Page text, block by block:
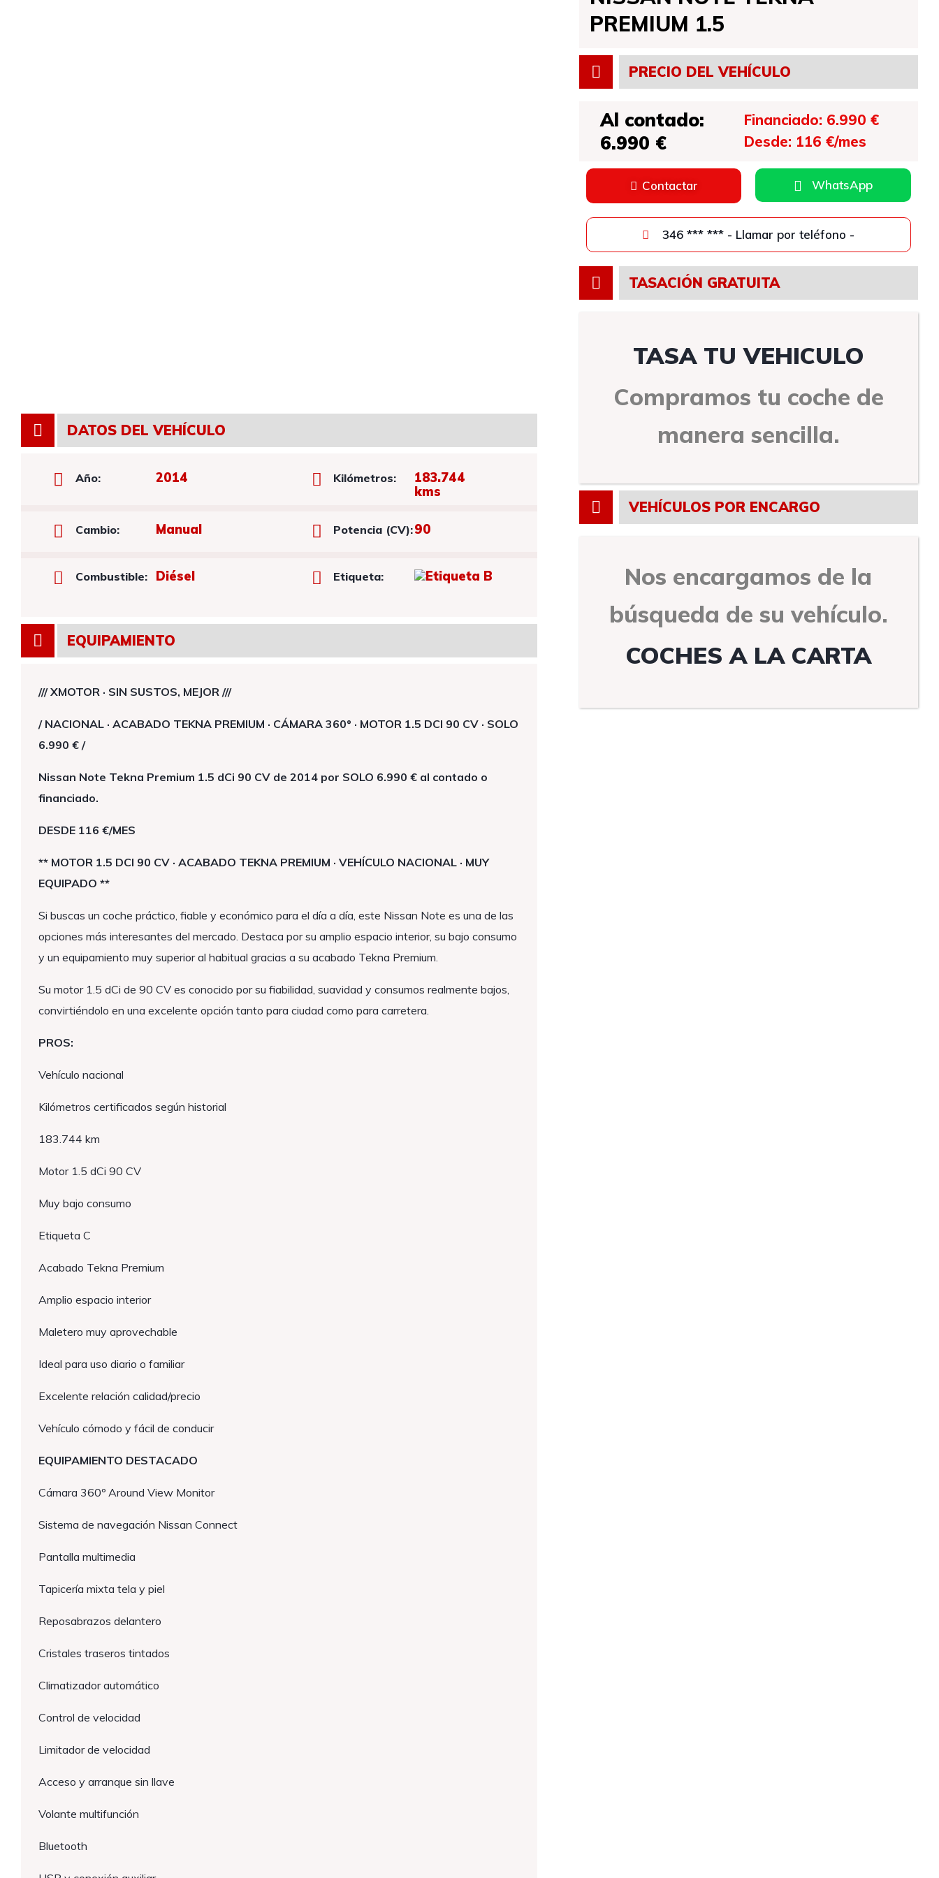
DATOS DEL VEHÍCULO
Año: 2014 Kilómetros:
183.744
kms
Cambio: Manual Potencia (CV):90
Combustible: Diésel Etiqueta:
EQUIPAMIENTO
/// XMOTOR · SIN SUSTOS, MEJOR ///
/ NACIONAL · ACABADO TEKNA PREMIUM · CÁMARA 360º · MOTOR 1.5 DCI 90 CV · SOLO
6.990 € /
Nissan Note Tekna Premium 1.5 dCi 90 CV de 2014 por SOLO 6.990 € al contado o
financiado.
DESDE 116 €/MES
** MOTOR 1.5 DCI 90 CV · ACABADO TEKNA PREMIUM · VEHÍCULO NACIONAL · MUY
EQUIPADO **
Si buscas un coche práctico, fiable y económico para el día a día, este Nissan Note es una de las
opciones más interesantes del mercado. Destaca por su amplio espacio interior, su bajo consumo
y un equipamiento muy superior al habitual gracias a su acabado Tekna Premium.
Su motor 1.5 dCi de 90 CV es conocido por su fiabilidad, suavidad y consumos realmente bajos,
convirtiéndolo en una excelente opción tanto para ciudad como para carretera.
PROS:
Vehículo nacional
Kilómetros certificados según historial
183.744 km
Motor 1.5 dCi 90 CV
Muy bajo consumo
Etiqueta C
Acabado Tekna Premium
Amplio espacio interior
Maletero muy aprovechable
Ideal para uso diario o familiar
Excelente relación calidad/precio
Vehículo cómodo y fácil de conducir
EQUIPAMIENTO DESTACADO
Cámara 360º Around View Monitor
Sistema de navegación Nissan Connect
Pantalla multimedia
Tapicería mixta tela y piel
Reposabrazos delantero
Cristales traseros tintados
Climatizador automático
Control de velocidad
Limitador de velocidad
Acceso y arranque sin llave
Volante multifunción
Bluetooth
PREMIUM 1.5
PRECIO DEL VEHÍCULO
Al contado:
6.990 €
Financiado: 6.990 €
Desde: 116 €/mes
Contactar WhatsApp
346 *** *** - Llamar por teléfono -
TASACIÓN GRATUITA
TASA TU VEHICULO
Compramos tu coche de
manera sencilla.
VEHÍCULOS POR ENCARGO
Nos encargamos de la
búsqueda de su vehículo.
COCHES A LA CARTA